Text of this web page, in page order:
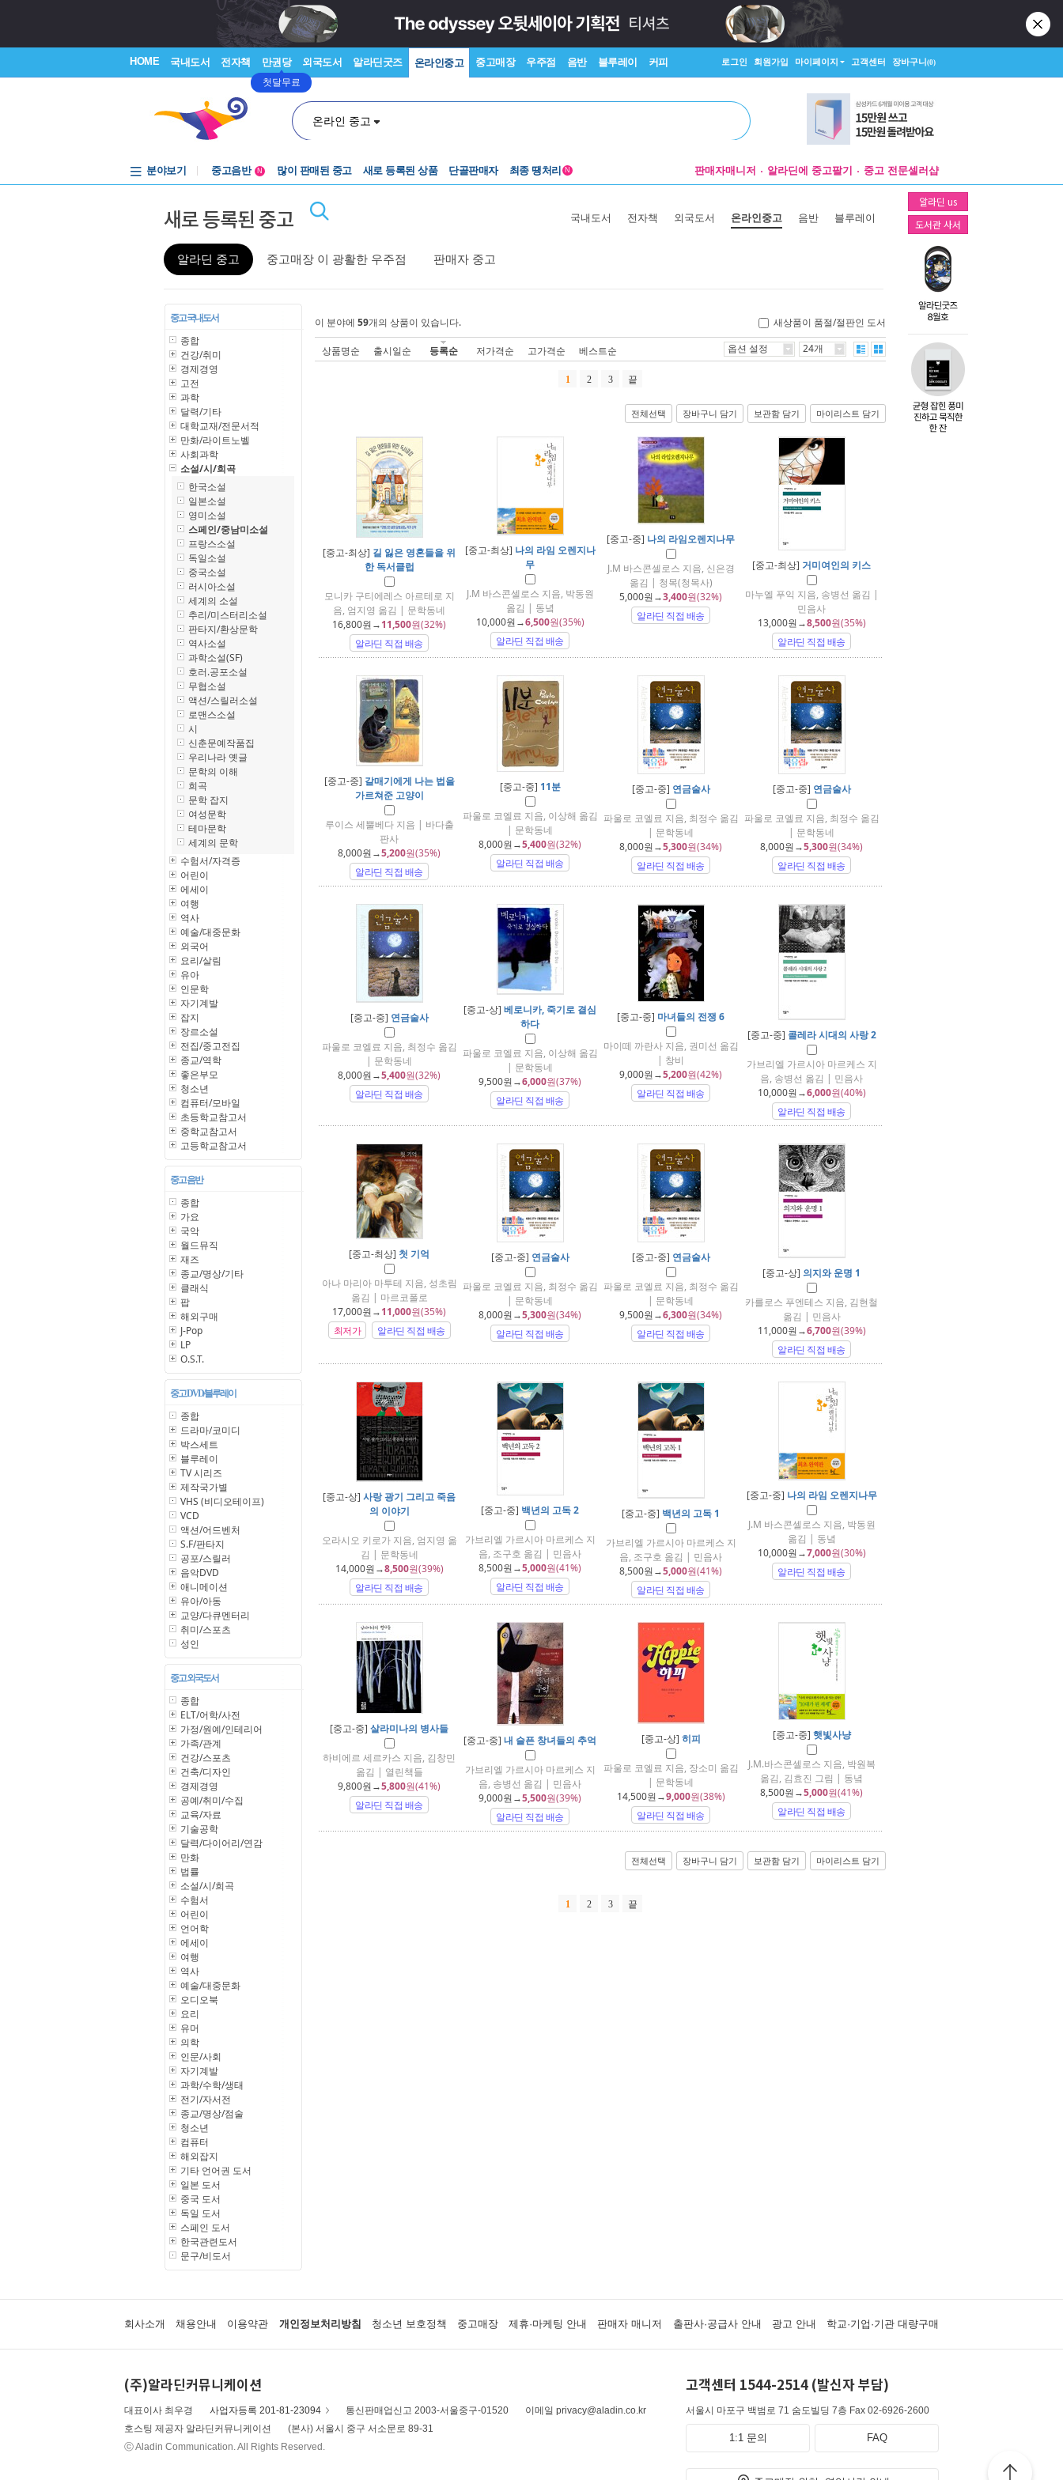
HOME 국내도서 전자책 만권당
첫달무료
외국도서 알라딘굿즈 온라인중고 중고매장 우주점 음반 블루레이 커피 로그인 회원가입 마이페이지 고객센터 장바구니(0)
온라인 중고
분야보기
중고음반
중고음반
N 많이 판매된 중고 새로 등록된 상품 단골판매자 최종 땡처리 N 판매자매니저 알라딘에 중고팔기 중고 전문셀러샵
알라딘 us
도서관 사서
새로 등록된 중고 국내도서 전자책 외국도서 온라인중고 음반 블루레이
알라딘 중고 중고매장 이 광활한 우주점 판매자 중고
중고 국내도서
종합
건강/취미
경제경영
고전
과학
달력/기타
대학교재/전문서적
만화/라이트노벨
사회과학
소설/시/희곡
한국소설
일본소설
영미소설
스페인/중남미소설
프랑스소설
독일소설
중국소설
러시아소설
세계의 소설
추리/미스터리소설
판타지/환상문학
역사소설
과학소설(SF)
호러.공포소설
무협소설
액션/스릴러소설
로맨스소설
시
신춘문예작품집
우리나라 옛글
문학의 이해
희곡
문학 잡지
여성문학
테마문학
세계의 문학
수험서/자격증
어린이
에세이
여행
역사
예술/대중문화
외국어
요리/살림
유아
인문학
자기계발
잡지
장르소설
전집/중고전집
종교/역학
좋은부모
청소년
컴퓨터/모바일
초등학교참고서
중학교참고서
고등학교참고서
중고 음반
종합
가요
국악
월드뮤직
재즈
종교/명상/기타
클래식
팝
해외구매
J-Pop
LP
O.S.T.
중고 DVD/블루레이
종합
드라마/코미디
박스세트
블루레이
TV 시리즈
제작국가별
VHS (비디오테이프)
VCD
액션/어드벤처
S.F/판타지
공포/스릴러
음악DVD
애니메이션
유아/아동
교양/다큐멘터리
취미/스포츠
성인
중고 외국도서
종합
ELT/어학/사전
가정/원예/인테리어
가족/관계
건강/스포츠
건축/디자인
경제경영
공예/취미/수집
교육/자료
기술공학
달력/다이어리/연감
만화
법률
소설/시/희곡
수험서
어린이
언어학
에세이
여행
역사
예술/대중문화
오디오북
요리
유머
의학
인문/사회
자기계발
과학/수학/생태
전기/자서전
종교/명상/점술
청소년
컴퓨터
해외잡지
기타 언어권 도서
일본 도서
중국 도서
독일 도서
스페인 도서
한국관련도서
문구/비도서
이 분야에 59개의 상품이 있습니다. 새상품이 품절/절판인 도서
상품명순 출시일순 등록순 저가격순 고가격순 베스트순 옵션 설정 24개
1 2 3 끝
전체선택 장바구니 담기 보관함 담기 마이리스트 담기
[중고-최상] 길 잃은 영혼들을 위
한 독서클럽
모니카 구티에레스 아르테로 지
음, 엄지영 옮김 | 문학동네
16,800원→11,500원(32%)
알라딘 직접 배송
[중고-최상] 나의 라임 오렌지나
무
J.M 바스콘셀로스 지음, 박동원
옮김 | 동녘
10,000원→6,500원(35%)
알라딘 직접 배송
[중고-중] 나의 라임오렌지나무
J.M 바스콘셀로스 지음, 신은경
옮김 | 청목(청목사)
5,000원→3,400원(32%)
알라딘 직접 배송
[중고-최상] 거미여인의 키스
마누엘 푸익 지음, 송병선 옮김 |
민음사
13,000원→8,500원(35%)
알라딘 직접 배송
[중고-중] 갈매기에게 나는 법을
가르쳐준 고양이
루이스 세뿔베다 지음 | 바다출
판사
8,000원→5,200원(35%)
알라딘 직접 배송
[중고-중] 11분
파울로 코엘료 지음, 이상해 옮김
| 문학동네
8,000원→5,400원(32%)
알라딘 직접 배송
[중고-중] 연금술사
파울로 코엘료 지음, 최정수 옮김
| 문학동네
8,000원→5,300원(34%)
알라딘 직접 배송
[중고-중] 연금술사
파울로 코엘료 지음, 최정수 옮김
| 문학동네
8,000원→5,300원(34%)
알라딘 직접 배송
[중고-중] 연금술사
파울로 코엘료 지음, 최정수 옮김
| 문학동네
8,000원→5,400원(32%)
알라딘 직접 배송
[중고-상] 베로니카, 죽기로 결심
하다
파울로 코엘료 지음, 이상해 옮김
| 문학동네
9,500원→6,000원(37%)
알라딘 직접 배송
[중고-중] 마녀들의 전쟁 6
마이떼 까란사 지음, 권미선 옮김
| 창비
9,000원→5,200원(42%)
알라딘 직접 배송
[중고-중] 콜레라 시대의 사랑 2
가브리엘 가르시아 마르케스 지
음, 송병선 옮김 | 민음사
10,000원→6,000원(40%)
알라딘 직접 배송
[중고-최상] 첫 기억
아나 마리아 마투테 지음, 성초림
옮김 | 마르코폴로
17,000원→11,000원(35%)
최저가
알라딘 직접 배송
[중고-중] 연금술사
파울로 코엘료 지음, 최정수 옮김
| 문학동네
8,000원→5,300원(34%)
알라딘 직접 배송
[중고-중] 연금술사
파울로 코엘료 지음, 최정수 옮김
| 문학동네
9,500원→6,300원(34%)
알라딘 직접 배송
[중고-상] 의지와 운명 1
카를로스 푸엔테스 지음, 김현철
옮김 | 민음사
11,000원→6,700원(39%)
알라딘 직접 배송
[중고-상] 사랑 광기 그리고 죽음
의 이야기
오라시오 키로가 지음, 엄지영 옮
김 | 문학동네
14,000원→8,500원(39%)
알라딘 직접 배송
[중고-중] 백년의 고독 2
가브리엘 가르시아 마르케스 지
음, 조구호 옮김 | 민음사
8,500원→5,000원(41%)
알라딘 직접 배송
[중고-중] 백년의 고독 1
가브리엘 가르시아 마르케스 지
음, 조구호 옮김 | 민음사
8,500원→5,000원(41%)
알라딘 직접 배송
[중고-중] 나의 라임 오렌지나무
J.M 바스콘셀로스 지음, 박동원
옮김 | 동녘
10,000원→7,000원(30%)
알라딘 직접 배송
[중고-중] 살라미나의 병사들
하비에르 세르카스 지음, 김창민
옮김 | 열린책들
9,800원→5,800원(41%)
알라딘 직접 배송
[중고-중] 내 슬픈 창녀들의 추억
가브리엘 가르시아 마르케스 지
음, 송병선 옮김 | 민음사
9,000원→5,500원(39%)
알라딘 직접 배송
[중고-상] 히피
파울로 코엘료 지음, 장소미 옮김
| 문학동네
14,500원→9,000원(38%)
알라딘 직접 배송
[중고-중] 햇빛사냥
J.M.바스콘셀로스 지음, 박원복
옮김, 김효진 그림 | 동녘
8,500원→5,000원(41%)
알라딘 직접 배송
전체선택 장바구니 담기 보관함 담기 마이리스트 담기
1 2 3 끝
회사소개 채용안내 이용약관 개인정보처리방침 청소년 보호정책 중고매장 제휴·마케팅 안내 판매자 매니저 출판사·공급사 안내 광고 안내 학교·기업·기관 대량구매
(주)알라딘커뮤니케이션
대표이사 최우경 사업자등록 201-81-23094 통신판매업신고 2003-서울중구-01520
이메일 privacy@aladin.co.kr
호스팅 제공자 알라딘커뮤니케이션
(본사) 서울시 중구 서소문로 89-31
ⓒ Aladin Communication. All Rights Reserved.
고객센터 1544-2514 (발신자 부담)
서울시 마포구 백범로 71 숨도빌딩 7층 Fax 02-6926-2600
1:1 문의 FAQ